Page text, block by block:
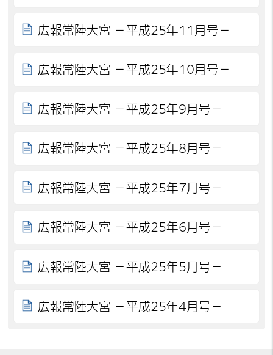
広報常陸大宮 －平成25年11月号－
広報常陸大宮 －平成25年10月号－
広報常陸大宮 －平成25年9月号－
広報常陸大宮 －平成25年8月号－
広報常陸大宮 －平成25年7月号－
広報常陸大宮 －平成25年6月号－
広報常陸大宮 －平成25年5月号－
広報常陸大宮 －平成25年4月号－